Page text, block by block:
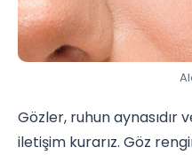
Gözler, ruhun aynasıdır
iletişim kurarız. Göz